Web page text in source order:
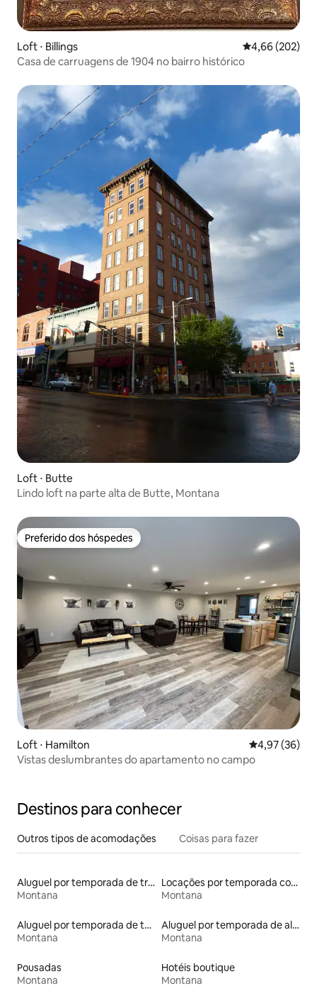
Loft ⋅ Billings 4,66 de uma
4,66 (202)
Casa de carruagens de 1904 no bairro histórico
Loft ⋅ Butte
Lindo loft na parte alta de Butte, Montana
Preferido dos hóspedes
Preferido dos hóspedes
Loft ⋅ Hamilton 4,97 de uma
4,97 (36)
Vistas deslumbrantes do apartamento no campo
Destinos para conhecer
Outros tipos de acomodações Coisas para fazer
Aluguel por temporada de trailers
Montana
Locações por temporada com piscina
Montana
Aluguel por temporada de tendas tipi
Montana
Aluguel por temporada de alojamentos ecológicos
Montana
Pousadas
Montana
Hotéis boutique
Montana